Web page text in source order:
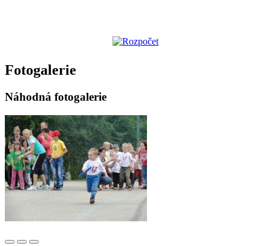
Fotogalerie
Náhodná fotogalerie